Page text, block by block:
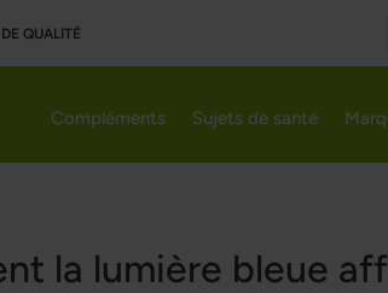
QUALITÉ
Compléments Sujets de santé
la lumière bleue